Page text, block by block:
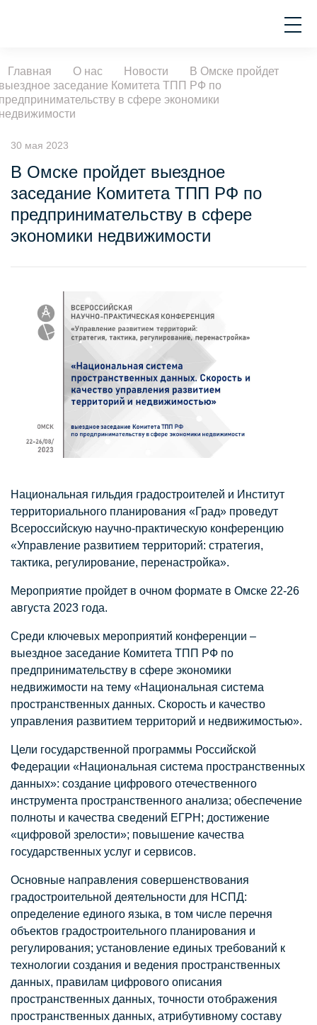
Главная О нас Новости
В Омске пройдет
заседание Комитета ТПП РФ по
в сфере экономики
30 мая 2023
В Омске пройдет выездное
заседание Комитета ТПП РФ по
предпринимательству в сфере
экономики недвижимости
Национальная гильдия градостроителей и Институт
территориального планирования «Град» проведут
Всероссийскую научно-практическую конференцию
«Управление развитием территорий: стратегия,
тактика, регулирование, перенастройка».
Мероприятие пройдет в очном формате в Омске 22-26
августа 2023 года.
Среди ключевых мероприятий конференции –
выездное заседание Комитета ТПП РФ по
предпринимательству в сфере экономики
недвижимости на тему «Национальная система
пространственных данных. Скорость и качество
управления развитием территорий и недвижимостью».
Цели государственной программы Российской
Федерации «Национальная система пространственных
данных»: создание цифрового отечественного
инструмента пространственного анализа; обеспечение
полноты и качества сведений ЕГРН; достижение
«цифровой зрелости»; повышение качества
государственных услуг и сервисов.
Основные направления совершенствования
градостроительной деятельности для НСПД:
определение единого языка, в том числе перечня
объектов градостроительного планирования и
регулирования; установление единых требований к
технологии создания и ведения пространственных
данных, правилам цифрового описания
пространственных данных, точности отображения
пространственных данных, атрибутивному составу